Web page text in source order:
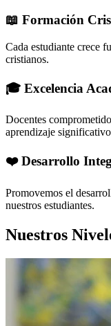
📖 Formación
Cada estudiante crece
cristianos.
🎓 Excelencia
Docentes
aprendizaje
❤️ Desarrollo
Promovemos el
nuestros estudiantes.
Nuestros